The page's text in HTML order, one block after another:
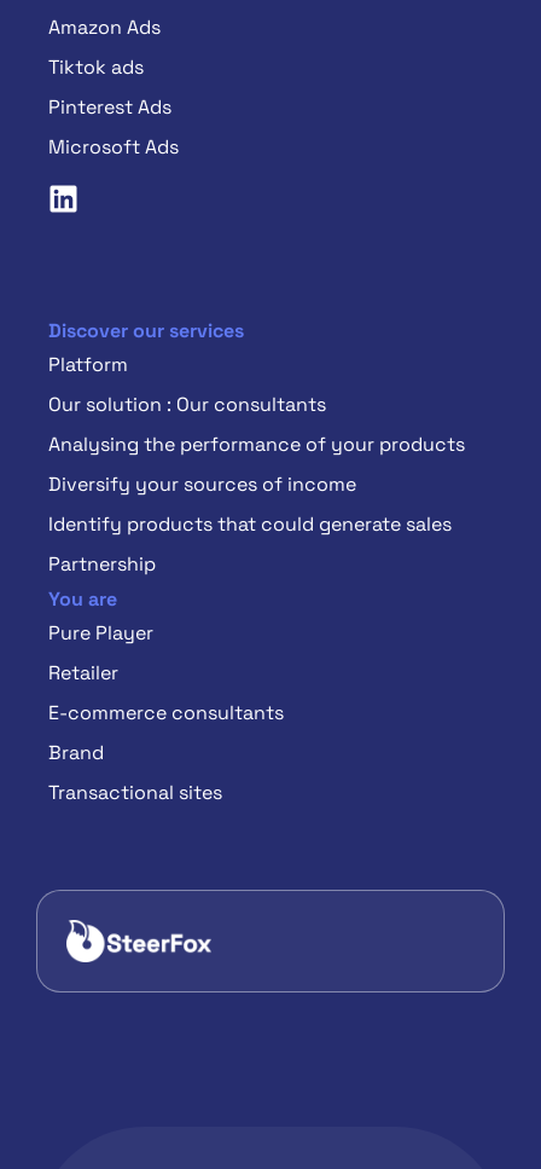
Amazon Ads
Tiktok ads
Pinterest Ads
Microsoft Ads
Discover our services
Platform
Our solution : Our consultants
Analysing the performance of your products
Diversify your sources of income
Identify products that could generate sales
Partnership
You are
Pure Player
Retailer
E-commerce consultants
Brand
Transactional sites